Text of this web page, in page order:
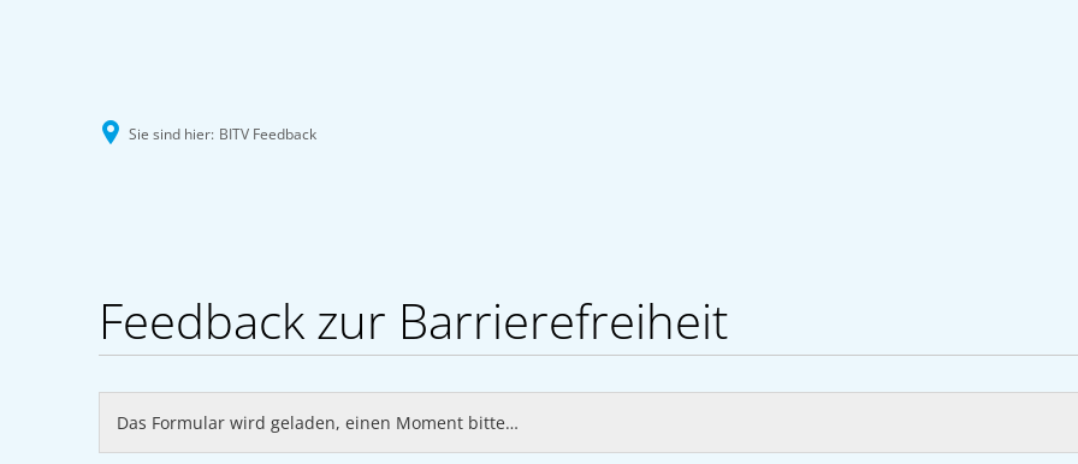
Sie sind hier: BITV Feedback
FeedbackFeedback zur Barrierefreiheit
Das Formular wird geladen, einen Moment bitte…